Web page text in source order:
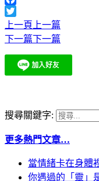
Facebook
Twitter
上一頁 上一篇
下一篇下一篇
搜尋關鍵字:
更多熱門文章…
當情緒卡在身體
你遇過的「靈」